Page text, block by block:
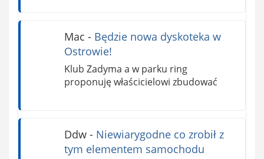
Mac - Będzie nowa dyskoteka w
Ostrowie!
Klub Zadyma a w parku ring
proponuję właścicielowi zbudować
Ddw- Niewiarygodne co zrobił z
tym elementem samochodu